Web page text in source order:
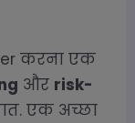
करना एक
और risk-
एक अच्छा